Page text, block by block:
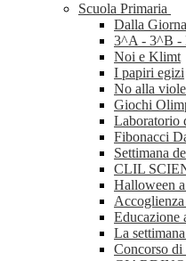
Scuola Primaria
Dalla
3^A - 3^B -
Noi e Klimt
I papiri egizi
No alla
Giochi
Laboratorio
Fibonacci
Settimana
CLIL
Halloween
Educazione
La
Concorso